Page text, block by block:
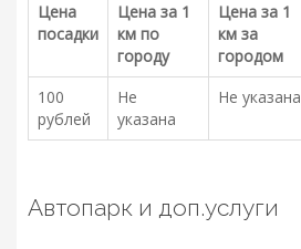
Цена
посадки
Цена за 1
км по
городу
Цена за 1
км за
городом
100
рублей
Не
указана
Не указана
Автопарк и доп.услуги